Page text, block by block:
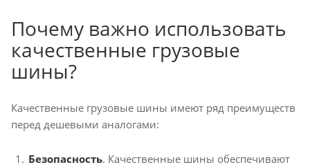
Почему важно использовать
качественные грузовые
шины?
Качественные грузовые шины имеют ряд преимуществ
перед дешевыми аналогами:
Безопасность. Качественные шины обеспечивают